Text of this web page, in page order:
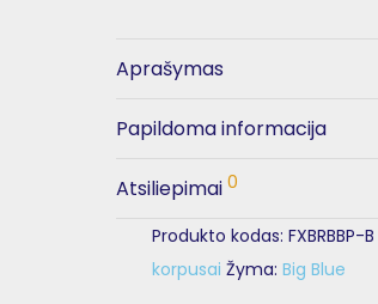
Aprašymas
Papildoma informacija
Atsiliepimai 0
Produkto kodas: FXBRBBP-B
korpusai Žyma: Big Blue